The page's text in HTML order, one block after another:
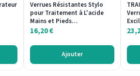
Verrues Résistantes Stylo
pour Traitement à L'acide
Mains et Pieds…
16,20€
Ajouter